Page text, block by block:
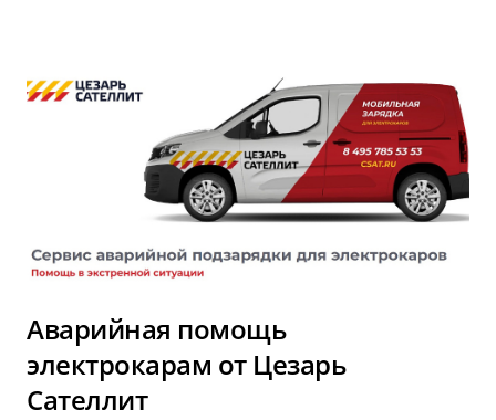
Аварийная помощь
электрокарам от Цезарь
Сателлит